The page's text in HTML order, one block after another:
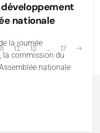
nationale
la journée
la commission du
nationale
12 13 … 17